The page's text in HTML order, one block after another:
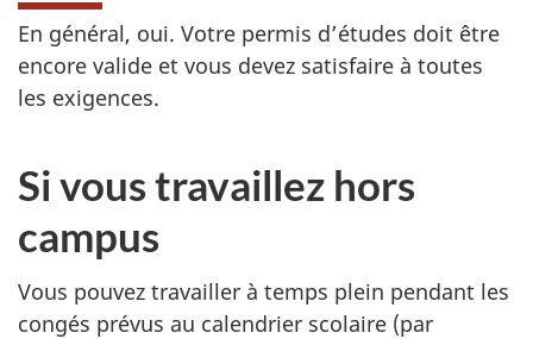
En général, oui. Votre permis d’études doit être
encore valide et vous devez satisfaire à toutes
les exigences.
Si vous travaillez hors
campus
Vous pouvez travailler à temps plein pendant les
congés prévus au calendrier scolaire (par